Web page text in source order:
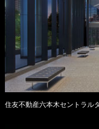
住友不動産六本木セントラル